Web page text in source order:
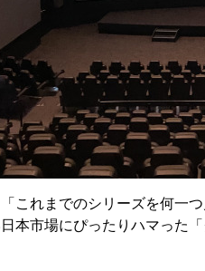
これまでのシリーズを何一
本市場にぴったりハマった